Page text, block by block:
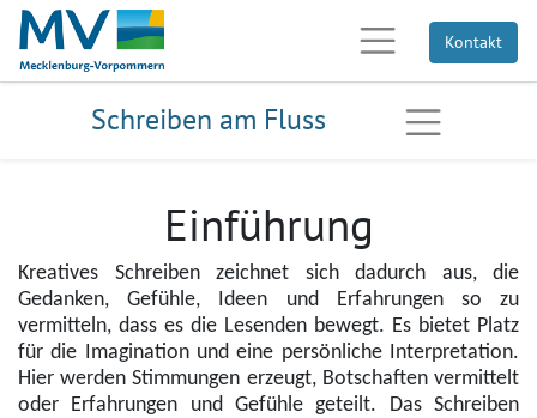
Kontakt
Schreiben am Fluss
Einführung
Kreatives Schreiben zeichnet sich dadurch aus, die
Gedanken, Gefühle, Ideen und Erfahrungen so zu
vermitteln, dass es die Lesenden bewegt. Es bietet Platz
für die Imagination und eine persönliche Interpretation.
Hier werden Stimmungen erzeugt, Botschaften vermittelt
oder Erfahrungen und Gefühle geteilt. Das Schreiben